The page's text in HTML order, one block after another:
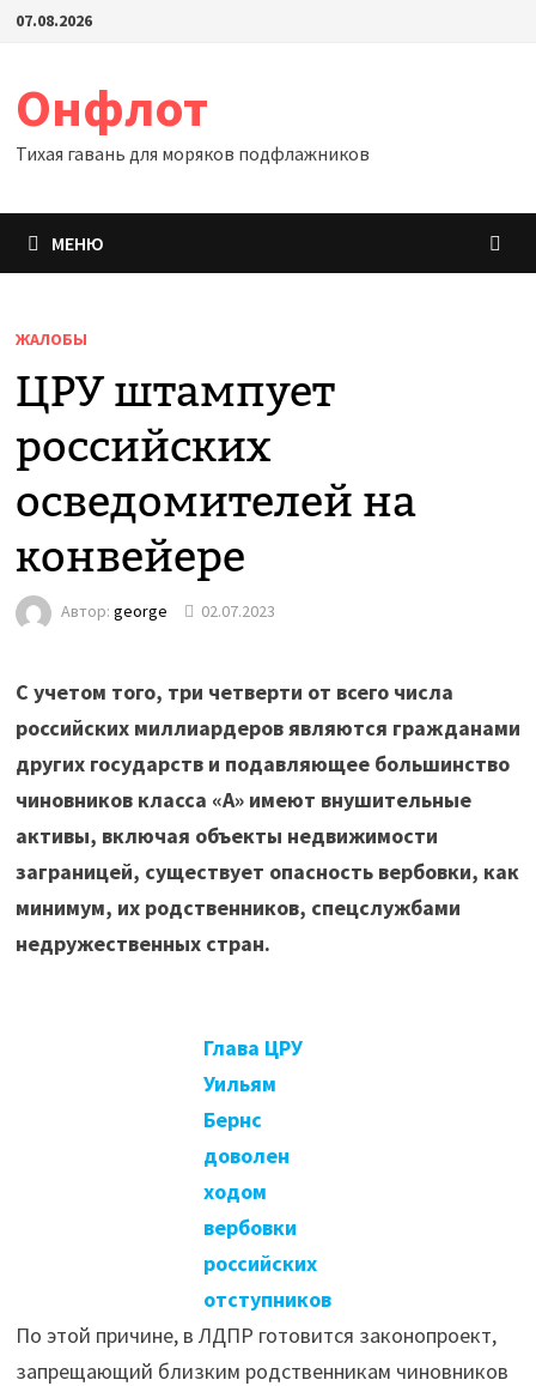
Перейти
07.08.2026
Онфлот
Тихая гавань для моряков подфлажников
МЕНЮ
ЖАЛОБЫ
ЦРУ штампует
российских
осведомителей на
конвейере
Автор: george 02.07.2023
С учетом того, три четверти от всего числа
российских миллиардеров являются гражданами
других государств и подавляющее большинство
чиновников класса «А» имеют внушительные
активы, включая объекты недвижимости
заграницей, существует опасность вербовки, как
минимум, их родственников, спецслужбами
недружественных стран.
Глава ЦРУ
Уильям
Бернс
доволен
ходом
вербовки
российских
отступников
По этой причине, в ЛДПР готовится законопроект,
запрещающий близким родственникам чиновников